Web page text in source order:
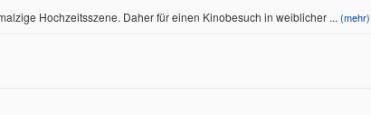
Hochzeitsszene. Daher für einen Kinobesuch in weiblicher ... (mehr)